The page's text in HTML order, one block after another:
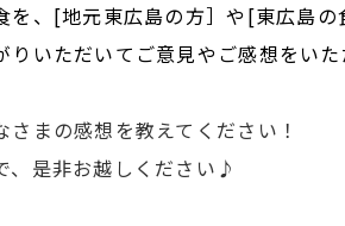
を、[地元東広島の方］や[東広島の
りいただいてご意見やご感想をいた
さまの感想を教えてください！
、是非お越しください♪